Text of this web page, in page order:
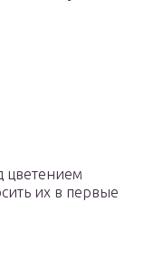
цветением
их в первые